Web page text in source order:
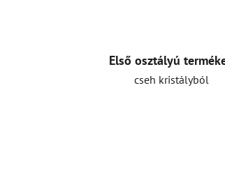
Első osztályú
cseh kristályból